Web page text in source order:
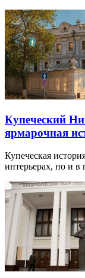
Купеческий
ярмарочная
Купеческая
интерьерах, но и